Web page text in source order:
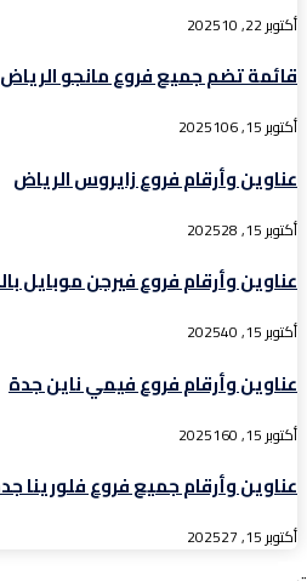
أكتوبر 22, 2025 10
قائمة تضم جميع فروع مانجو الرياض
أكتوبر 15, 2025 106
عناوين وأرقام فروع زايروس الرياض
أكتوبر 15, 2025 28
عناوين وأرقام فروع فيرجن موبايل
أكتوبر 15, 2025 40
عناوين وأرقام فروع فيمي ناين جدة
أكتوبر 15, 2025 160
عناوين وأرقام جميع فروع فلورينا
أكتوبر 15, 2025 27